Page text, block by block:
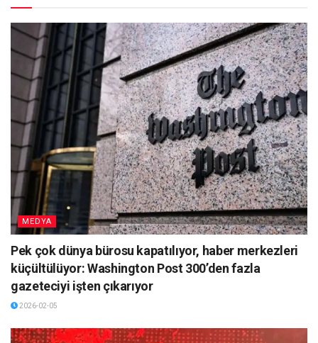
MEDYA
Pek çok dünya bürosu kapatılıyor, haber merkezleri
küçültülüyor: Washington Post 300’den fazla
gazeteciyi işten çıkarıyor
2026-02-05